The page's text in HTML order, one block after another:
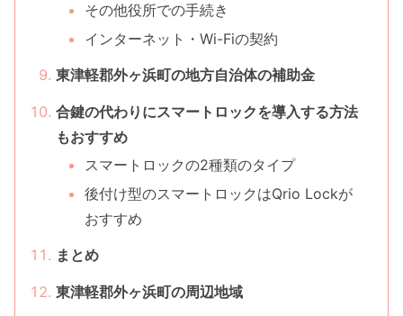
その他役所での手続き
インターネット・Wi-Fiの契約
東津軽郡外ヶ浜町の地方自治体の補助金
合鍵の代わりにスマートロックを導入する方法
もおすすめ
スマートロックの2種類のタイプ
後付け型のスマートロックはQrio Lockが
おすすめ
まとめ
東津軽郡外ヶ浜町の周辺地域